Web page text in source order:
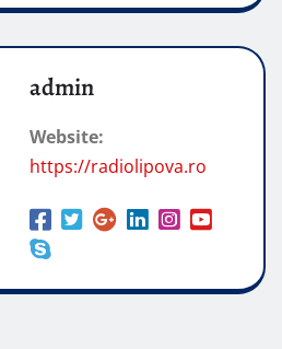
admin
Website:
https://radiolipova.ro